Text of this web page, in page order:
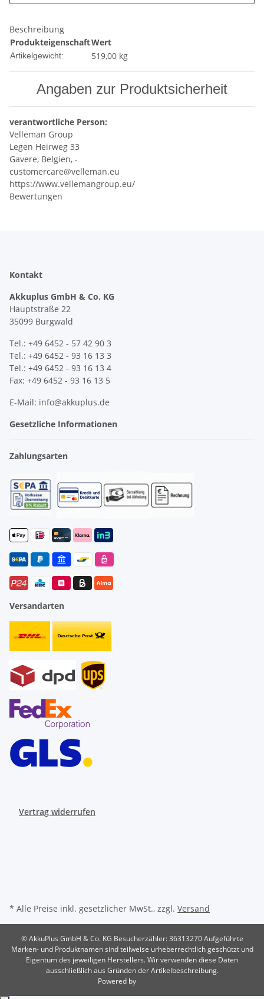
Beschreibung
ProdukteigenschaftWert
Artikelgewicht: 519,00 kg
Angaben zur Produktsicherheit
verantwortliche Person:
Velleman Group
Legen Heirweg 33
Gavere, Belgien, -
customercare@velleman.eu
https://www.vellemangroup.eu/
Bewertungen
Kontakt
Akkuplus GmbH & Co. KG
Hauptstraße 22
35099 Burgwald
Tel.: +49 6452 - 57 42 90 3
Tel.: +49 6452 - 93 16 13 3
Tel.: +49 6452 - 93 16 13 4
Fax: +49 6452 - 93 16 13 5
E-Mail: info@akkuplus.de
Gesetzliche Informationen
Zahlungsarten
Versandarten
Vertrag widerrufen
* Alle Preise inkl. gesetzlicher MwSt., zzgl. Versand
© AkkuPlus GmbH & Co. KG Besucherzähler: 36313270Aufgeführte
Marken- und Produktnamen sind teilweise urheberrechtlich geschützt und
Eigentum des jeweiligen Herstellers. Wir verwenden diese Daten
ausschließlich aus Gründen der Artikelbeschreibung.
Powered by